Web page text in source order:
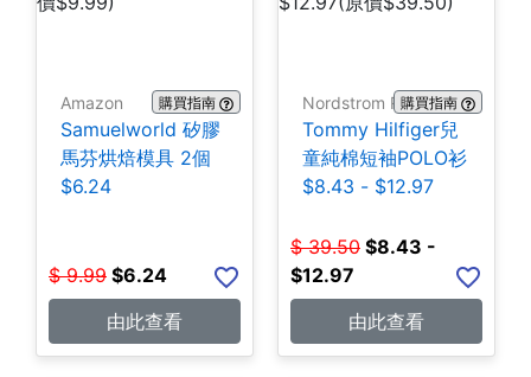
Amazon 購買指南
Samuelworld 矽膠
馬芬烘焙模具 2個
$6.24
$ 9.99 $6.24
由此查看
Nordstrom Rack購買指南
Tommy Hilfiger兒
童純棉短袖POLO衫
$8.43 - $12.97
$ 39.50 $8.43 -
$12.97
由此查看